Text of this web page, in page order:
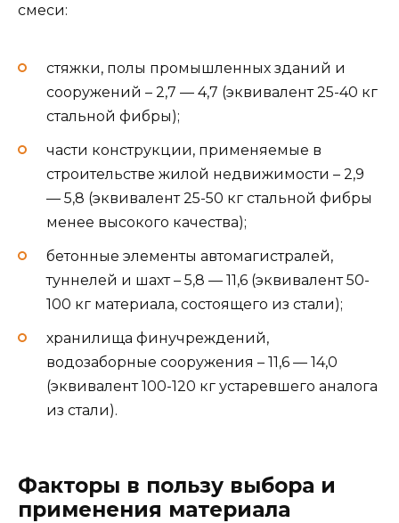
смеси:
стяжки, полы промышленных зданий и
сооружений – 2,7 — 4,7 (эквивалент 25-40 кг
стальной фибры);
части конструкции, применяемые в
строительстве жилой недвижимости – 2,9
— 5,8 (эквивалент 25-50 кг стальной фибры
менее высокого качества);
бетонные элементы автомагистралей,
туннелей и шахт – 5,8 — 11,6 (эквивалент 50-
100 кг материала, состоящего из стали);
хранилища финучреждений,
водозаборные сооружения – 11,6 — 14,0
(эквивалент 100-120 кг устаревшего аналога
из стали).
Факторы в пользу выбора и
применения материала